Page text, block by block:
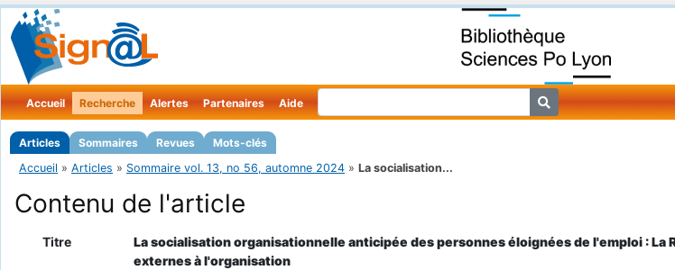
Accueil Recherche
Articles Sommaires Revues Mots-clés
Alertes Partenaires Aide
Accueil » Articles » Sommaire vol. 13, no 56, automne 2024 » La socialisation...
Contenu de l'article
Titre
La socialisation organisationnelle anticipée des personnes éloignées de l'emploi :
externes à l'organisation